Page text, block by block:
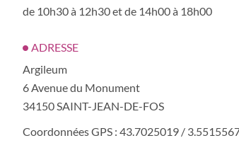
de 10h30 à 12h30 et de 14h00 à 18h00
ADRESSE
Argileum
6 Avenue du Monument
34150 SAINT-JEAN-DE-FOS
Coordonnées GPS : 43.7025019 /